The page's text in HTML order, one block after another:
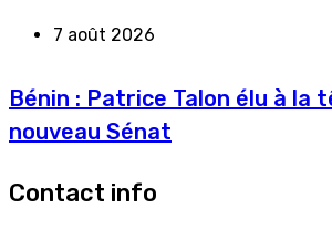
7 août 2026
Bénin : Patrice Talon élu à la
nouveau Sénat
Contact info